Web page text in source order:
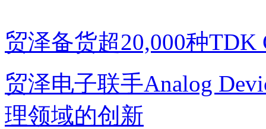
贸泽备货超20,000种TDK
贸泽电子联手Analog
理领域的创新